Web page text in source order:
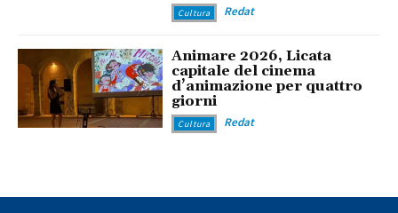
Cultura Redat
Animare 2026, Licata
capitale del cinema
d’animazione per quattro
giorni
Cultura Redat